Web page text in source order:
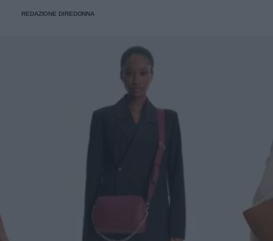
REDAZIONE DIREDONNA